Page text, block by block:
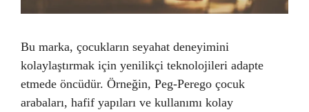
Bu marka, çocukların seyahat deneyimini
kolaylaştırmak için yenilikçi teknolojileri adapte
etmede öncüdür. Örneğin, Peg-Perego çocuk
arabaları, hafif yapıları ve kullanımı kolay